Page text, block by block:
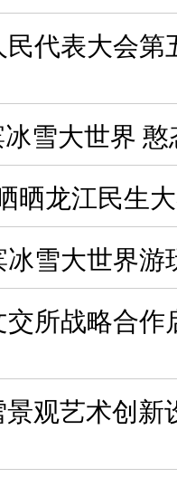
代表大会第
雪大世界
晒龙江民生
雪大世界游
所战略合作
观艺术创新